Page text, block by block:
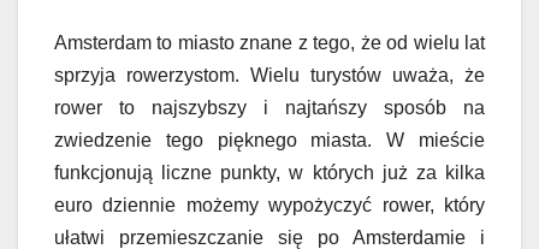
Amsterdam to miasto znane z tego, że od wielu lat
sprzyja rowerzystom. Wielu turystów uważa, że
rower to najszybszy i najtańszy sposób na
zwiedzenie tego pięknego miasta. W mieście
funkcjonują liczne punkty, w których już za kilka
euro dziennie możemy wypożyczyć rower, który
ułatwi przemieszczanie się po Amsterdamie i